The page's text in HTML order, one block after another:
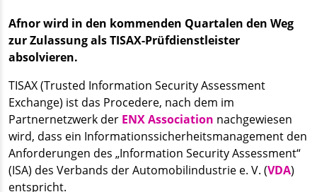
Afnor wird in den kommenden Quartalen den Weg
zur Zulassung als TISAX-Prüfdienstleister
absolvieren.
TISAX (Trusted Information Security Assessment
Exchange) ist das Procedere, nach dem im
Partnernetzwerk der ENX Association nachgewiesen
wird, dass ein Informationssicherheitsmanagement den
Anforderungen des „Information Security Assessment“
(ISA) des Verbands der Automobilindustrie e. V. (VDA)
entspricht.